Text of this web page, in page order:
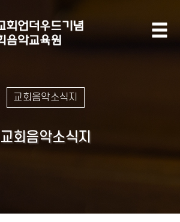
교회음악소식지
교회음악소식지